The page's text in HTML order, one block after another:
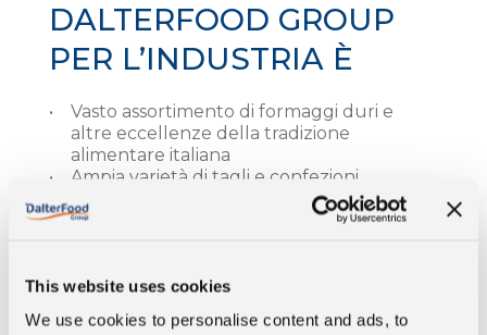
This website uses cookies
We use cookies to personalise content and ads, to
DALTERFOOD GROUP
PER L’INDUSTRIA È
Vasto assortimento di formaggi duri e
altre eccellenze della tradizione
alimentare italiana
Ampia varietà di tagli e confezioni
Personalizzazione del prodotto in base
alla specifica o ai cicli di produzione
Audit costante dei fornitori